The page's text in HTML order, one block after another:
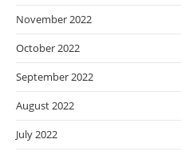
November 2022
October 2022
September 2022
August 2022
July 2022